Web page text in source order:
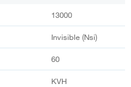
13000
Invisible (Nsi)
60
KVH